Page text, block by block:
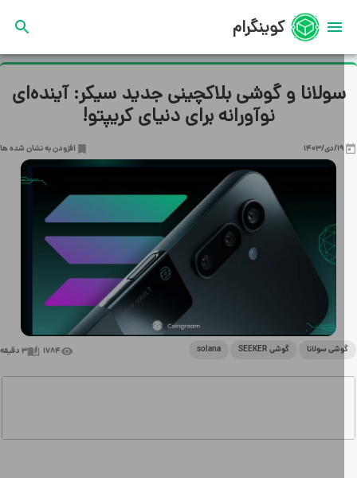
کوینگرام
و گوشی بلاکچینی جدید سیکر: آینده‌ای
نوآورانه برای دنیای کریپتو!
19/دی/1403 افزودن به نشان شده ها
سولانا گوشی SEEKER solana
1784
3دقیقه